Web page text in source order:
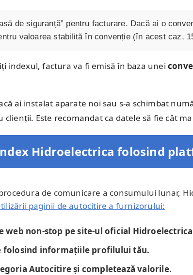
de siguranță” pentru facturare. Dacă ai o
valoarea stabilită în convenție (în acest caz,
indexul, factura va fi emisă în baza unei
ai instalat aparate noi sau s-a schimbat
clienții. Este recomandat ca datele să fie cât
Hidroelectrica folosind
de comunicare a consumului lunar,
paginii de autocitire a furnizorului:
web non-stop pe site-ul oficial
folosind informațiile profilului tău.
Autocitire și completează valorile.